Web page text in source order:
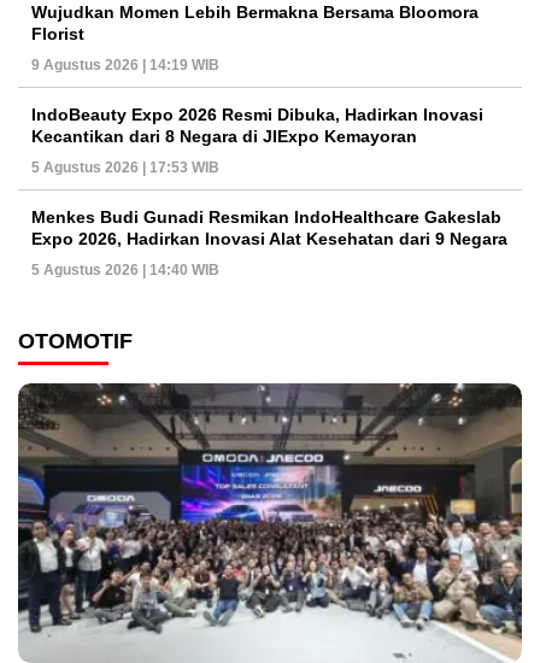
Wujudkan Momen Lebih Bermakna Bersama Bloomora
Florist
9 Agustus 2026 | 14:19 WIB
IndoBeauty Expo 2026 Resmi Dibuka, Hadirkan Inovasi
Kecantikan dari 8 Negara di JIExpo Kemayoran
5 Agustus 2026 | 17:53 WIB
Menkes Budi Gunadi Resmikan IndoHealthcare Gakeslab
Expo 2026, Hadirkan Inovasi Alat Kesehatan dari 9 Negara
5 Agustus 2026 | 14:40 WIB
OTOMOTIF